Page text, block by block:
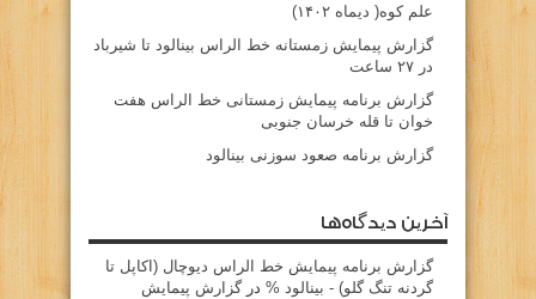
علم کوه( دیماه ۱۴۰۲)
گزارش پیمایش زمستانه خط الراس بینالود تا شیرباد
در ۲۷ ساعت
گزارش برنامه پیمایش زمستانی خط الراس هفت
خوان تا قله خرسان جنوبی
گزارش برنامه صعود سوزنی بینالود
آخرین دیدگاه‌ها
گزارش برنامه پيمايش خط الراس ديوچال (اكاپل تا
گردنه تنگ گلو) - بينالود % درگزارش پیمایش